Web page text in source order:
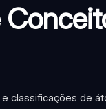
classificações de